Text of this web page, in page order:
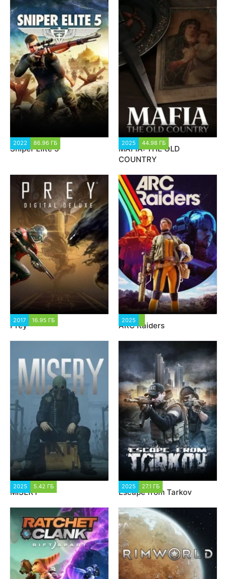
2022 86.96 ГБ
Sniper Elite 5
2025 44.98 ГБ
MAFIA: THE OLD
COUNTRY
2017 16.95 ГБ
Prey
2025
ARC Raiders
2025 5.42 ГБ
MISERY
2025 27.1 ГБ
Escape from Tarkov